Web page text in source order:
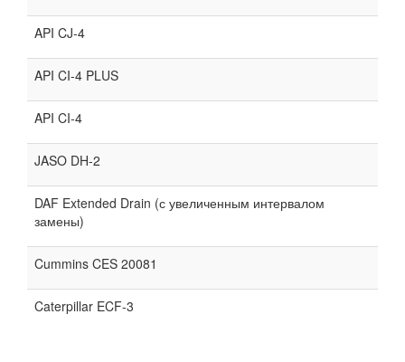
API CJ-4
API CI-4 PLUS
API CI-4
JASO DH-2
DAF Extended Drain (с увеличенным интервалом
замены)
Cummins CES 20081
Caterpillar ECF-3